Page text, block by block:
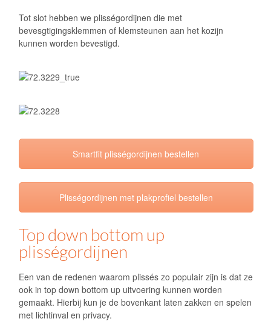
Tot slot hebben we plisségordijnen die met
bevesgtigingsklemmen of klemsteunen aan het kozijn
kunnen worden bevestigd.
Smartfit plisségordijnen bestellen
Plisségordijnen met plakprofiel bestellen
Top down bottom up
plisségordijnen
Een van de redenen waarom plissés zo populair zijn is dat ze
ook in top down bottom up uitvoering kunnen worden
gemaakt. Hierbij kun je de bovenkant laten zakken en spelen
met lichtinval en privacy.